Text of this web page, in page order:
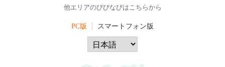
他エリアのびびなびはこちらから
PC版 スマートフォン版